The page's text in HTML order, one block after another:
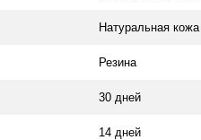
Натуральная кожа
Резина
30 дней
14 дней